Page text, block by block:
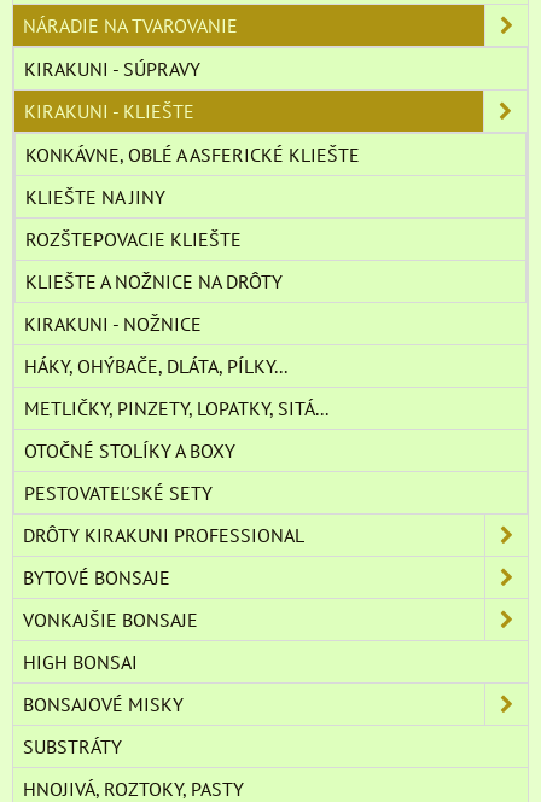
NÁRADIE NA TVAROVANIE
KIRAKUNI - SÚPRAVY
KIRAKUNI - KLIEŠTE
KONKÁVNE, OBLÉ A ASFERICKÉ KLIEŠTE
KLIEŠTE NA JINY
ROZŠTEPOVACIE KLIEŠTE
KLIEŠTE A NOŽNICE NA DRÔTY
KIRAKUNI - NOŽNICE
HÁKY, OHÝBAČE, DLÁTA, PÍLKY...
METLIČKY, PINZETY, LOPATKY, SITÁ...
OTOČNÉ STOLÍKY A BOXY
PESTOVATEĽSKÉ SETY
DRÔTY KIRAKUNI PROFESSIONAL
BYTOVÉ BONSAJE
VONKAJŠIE BONSAJE
HIGH BONSAI
BONSAJOVÉ MISKY
SUBSTRÁTY
HNOJIVÁ, ROZTOKY, PASTY